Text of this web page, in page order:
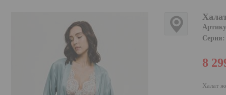
Серия:
8
Халат